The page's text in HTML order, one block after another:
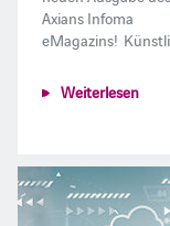
Axians Infoma
eMagazins!
Weiterlesen